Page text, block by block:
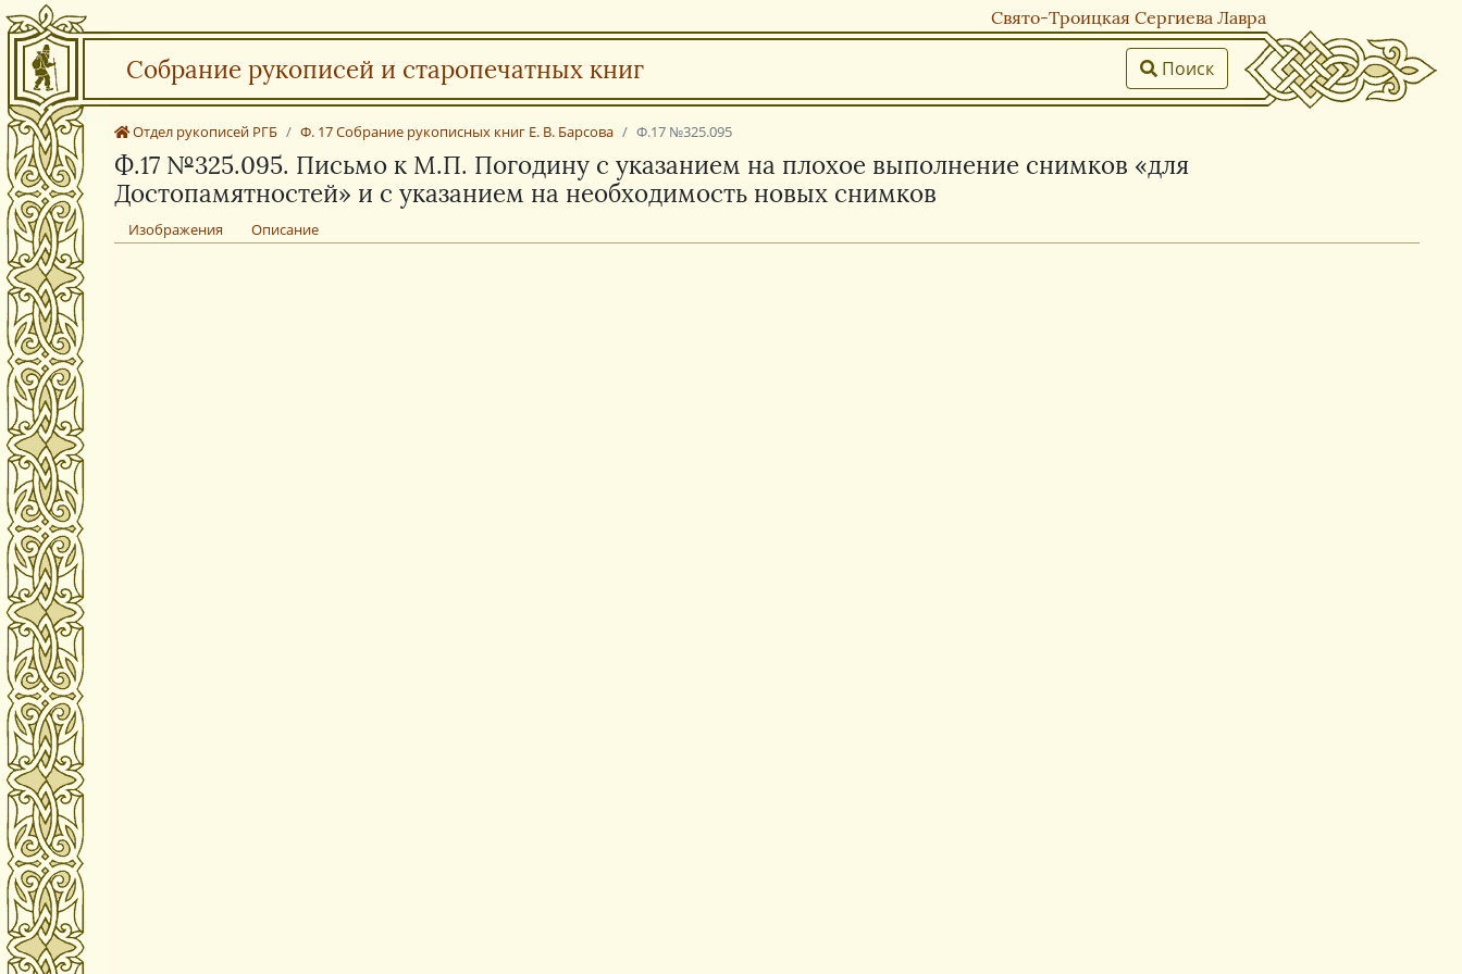
Свято-Троицкая Сергиева Лавра
Собрание рукописей и старопечатных книг Поиск
Отдел рукописей РГБ Ф. 17 Собрание рукописных книг Е. В. Барсова Ф.17 №325.095
Ф.17 №325.095. Письмо к М.П. Погодину с указанием на плохое выполнение снимков «для
Достопамятностей» и с указанием на необходимость новых снимков
Изображения Описание